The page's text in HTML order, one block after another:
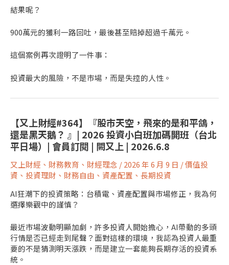
結果呢？
900萬元的獲利一路回吐，最後甚至賠掉超過千萬元。
這個案例再次證明了一件事：
投資最大的風險，不是市場，而是失控的人性。
【又上財經#364】『股市天空，飛來的是和平鴿，
還是黑天鵝？ 』| 2026 投資小白班加碼開班（台北
平日場）| 會員訂閱 | 闕又上 | 2026.6.8
又上財經 、 財務教育 、 財經理念 /2026 年 6 月 9 日 /價值投
資 、 投資理財 、 財務自由 、 資產配置 、 長期投資
AI狂潮下的投資策略：台積電、資產配置與市場修正，我為何
選擇樂觀中的謹慎？
最近市場波動明顯加劇，許多投資人開始擔心，AI帶動的多頭
行情是否已經走到尾聲？面對這樣的環境，我認為投資人最重
要的不是猜測明天漲跌，而是建立一套能夠長期存活的投資系
統。